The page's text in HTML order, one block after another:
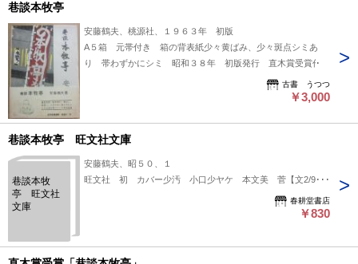
巷談本牧亭
安藤鶴夫、桃源社、１９６３年 初版
A５箱 元帯付き 箱の背表紙少々黄ばみ、少々斑点シミあ
り 帯わずかにシミ 昭和３８年 初版発行 直木賞受賞作
古書 うつつ
￥3,000
巷談本牧亭 旺文社文庫
巷談本牧
亭 旺文社
文庫
安藤鶴夫、昭５０、１
旺文社 初 カバー少汚 小口少ヤケ 本文美 菅【文2/9913
春耕堂書店
￥830